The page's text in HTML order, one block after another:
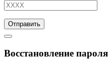
Отправить
Восстановление пароля